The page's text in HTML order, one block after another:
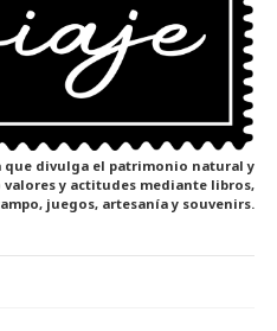
que divulga el patrimonio natural y
y actitudes mediante libros,
juegos, artesanía y souvenirs.